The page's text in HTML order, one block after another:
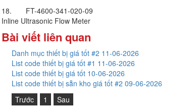
18. FT-4600-341-020-09
Inline Ultrasonic Flow Meter
Bài viết liên quan
Danh mục thiết bị giá tốt #2 11-06-2026
List code thiết bị giá tốt #1 11-06-2026
List code thiết bị giá tốt 10-06-2026
List code thiết bị sẵn kho giá tốt #2 09-06-2026
Trước
1 Sau